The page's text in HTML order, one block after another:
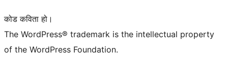
कोड कविता हो।
The WordPress® trademark is the intellectual property
of the WordPress Foundation.